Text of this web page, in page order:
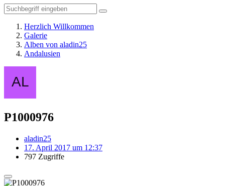
Herzlich Willkommen
Galerie
Alben von aladin25
Andalusien
P1000976
aladin25
17. April 2017 um 12:37
797 Zugriffe